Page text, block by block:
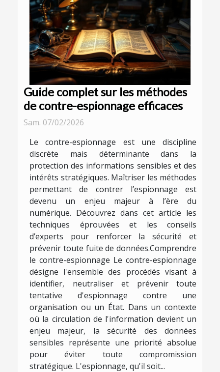
Guide complet sur les méthodes
de contre-espionnage efficaces
Sam. 07/02/2026
Le contre-espionnage est une discipline
discrète mais déterminante dans la
protection des informations sensibles et des
intérêts stratégiques. Maîtriser les méthodes
permettant de contrer l’espionnage est
devenu un enjeu majeur à l’ère du
numérique. Découvrez dans cet article les
techniques éprouvées et les conseils
d’experts pour renforcer la sécurité et
prévenir toute fuite de données.Comprendre
le contre-espionnage Le contre-espionnage
désigne l'ensemble des procédés visant à
identifier, neutraliser et prévenir toute
tentative d'espionnage contre une
organisation ou un État. Dans un contexte
où la circulation de l'information devient un
enjeu majeur, la sécurité des données
sensibles représente une priorité absolue
pour éviter toute compromission
stratégique. L'espionnage, qu'il soit...